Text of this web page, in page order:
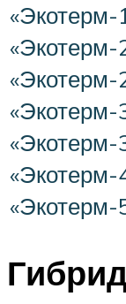
«Экотерм-
«Экотерм-
«Экотерм-
«Экотерм-
«Экотерм-
«Экотерм-
«Экотерм-